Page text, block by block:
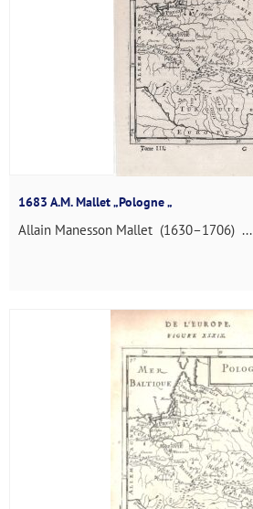
1683 A.M. Mallet „Pologne „
Allain Manesson Mallet (1630–1706) ...